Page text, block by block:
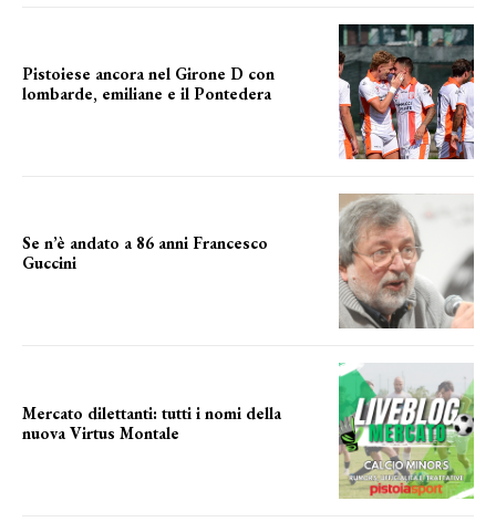
Pistoiese ancora nel Girone D con
lombarde, emiliane e il Pontedera
Se n’è andato a 86 anni Francesco
Guccini
Mercato dilettanti: tutti i nomi della
nuova Virtus Montale